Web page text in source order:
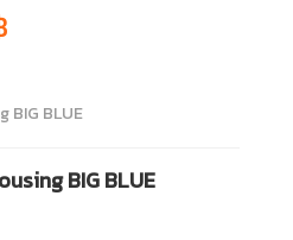
BIG BLUE
BIG BLUE